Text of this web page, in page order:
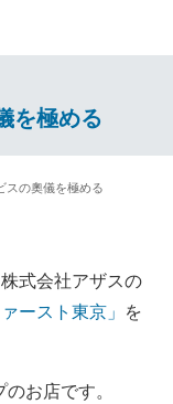
を極める
スの奧儀を極める
式会社アザスの
ースト東京」 を
お店です。